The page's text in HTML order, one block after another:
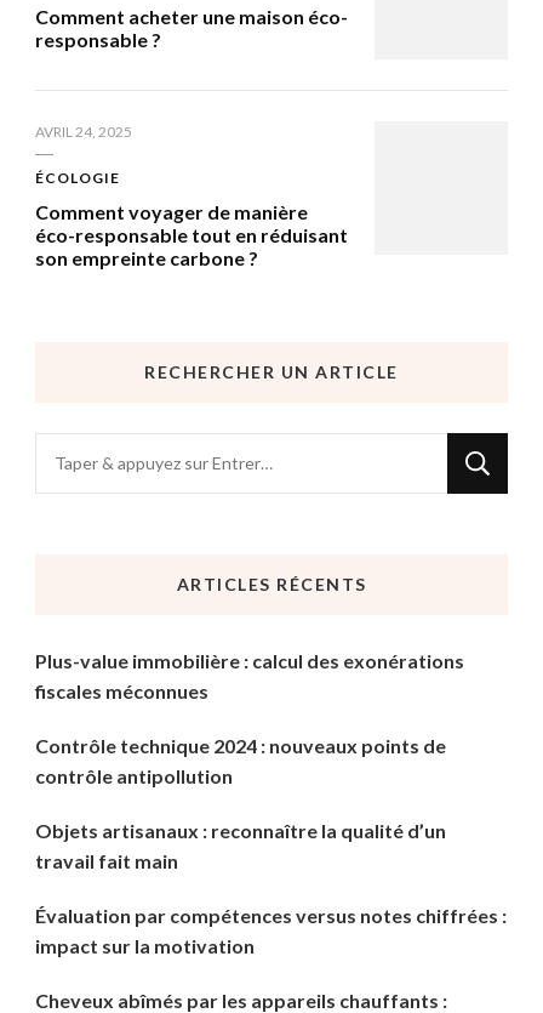
Comment acheter une maison éco-
responsable ?
AVRIL 24, 2025
ÉCOLOGIE
Comment voyager de manière
éco-responsable tout en réduisant
son empreinte carbone ?
RECHERCHER UN ARTICLE
recherchiez
ARTICLES RÉCENTS
Plus-value immobilière : calcul des exonérations
fiscales méconnues
Contrôle technique 2024 : nouveaux points de
contrôle antipollution
Objets artisanaux : reconnaître la qualité d’un
travail fait main
Évaluation par compétences versus notes chiffrées :
impact sur la motivation
Cheveux abîmés par les appareils chauffants :